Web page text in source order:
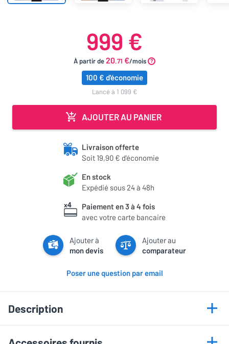
999 €
À partir de20.71 €/mois
100 € d'économie
lancé à 1 099 €
AJOUTER AU PANIER
Livraison offerte
Soit 19,90 € d'économie
En stock
Expédié sous 24 à 48h
Paiement en 3 à 4 fois
avec votre carte bancaire
Ajouter à
mon devis
Ajouter au
comparateur
Poser une question par email
Description
Points forts